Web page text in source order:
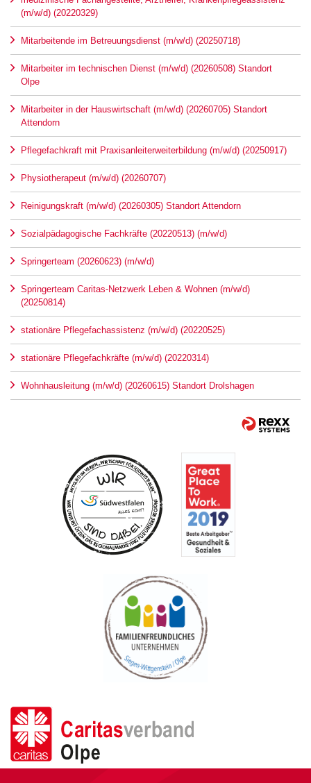
(m/w/d) (20220329)
Mitarbeitende im Betreuungsdienst (m/w/d) (20250718)
Mitarbeiter im technischen Dienst (m/w/d) (20260508) Standort
Olpe
Mitarbeiter in der Hauswirtschaft (m/w/d) (20260705) Standort
Attendorn
Pflegefachkraft mit Praxisanleiterweiterbildung (m/w/d) (20250917)
Physiotherapeut (m/w/d) (20260707)
Reinigungskraft (m/w/d) (20260305) Standort Attendorn
Sozialpädagogische Fachkräfte (20220513) (m/w/d)
Springerteam (20260623) (m/w/d)
Springerteam Caritas-Netzwerk Leben & Wohnen (m/w/d)
(20250814)
stationäre Pflegefachassistenz (m/w/d) (20220525)
stationäre Pflegefachkräfte (m/w/d) (20220314)
Wohnhausleitung (m/w/d) (20260615) Standort Drolshagen